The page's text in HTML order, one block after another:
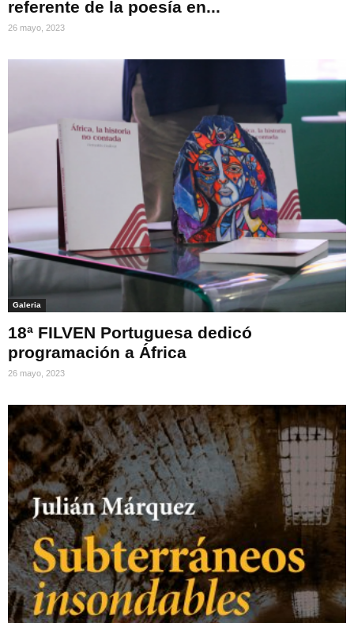
referente de la poesía en...
26 mayo, 2023
Galeria
18ª FILVEN Portuguesa dedicó
programación a África
26 mayo, 2023